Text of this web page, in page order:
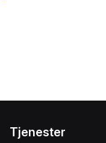
Tjenester